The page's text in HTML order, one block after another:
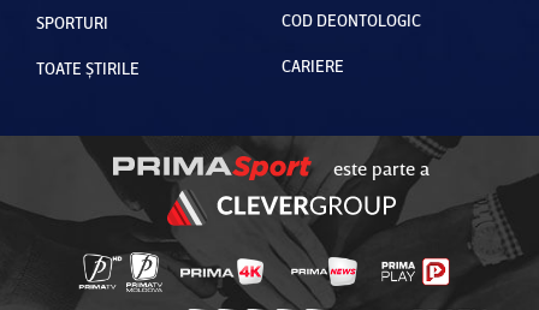
SPORTURI
TOATE ȘTIRILE
COD DEONTOLOGIC
CARIERE
este parte a